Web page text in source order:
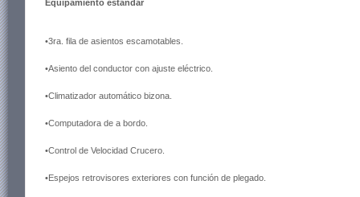
Equipamiento estándar
•3ra. fila de asientos escamotables.
•Asiento del conductor con ajuste eléctrico.
•Climatizador automático bizona.
•Computadora de a bordo.
•Control de Velocidad Crucero.
•Espejos retrovisores exteriores con función de plegado.